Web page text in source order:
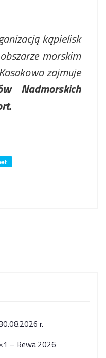
kąpielisk
morskim
zajmuje
Nadmorskich
r.
– Rewa 2026